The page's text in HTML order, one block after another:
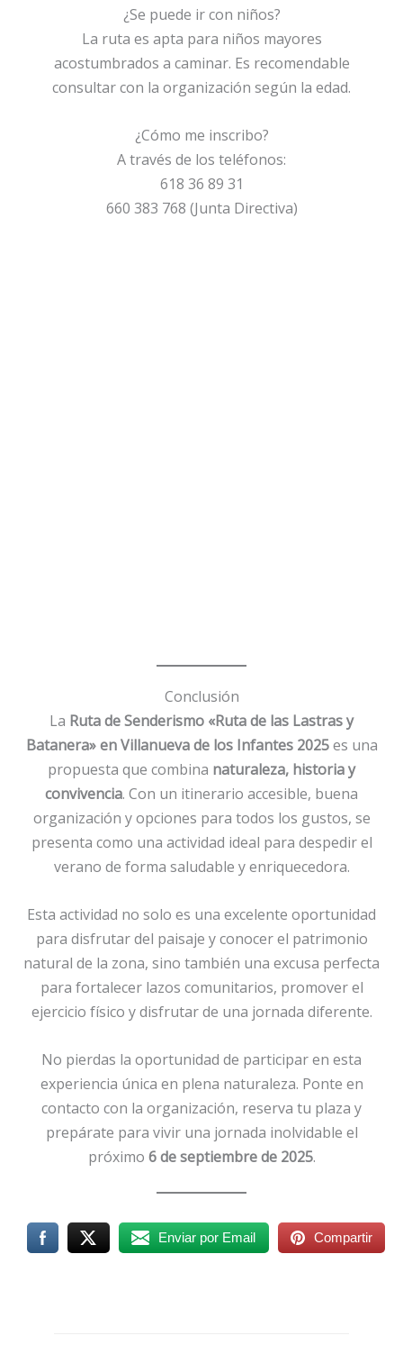
¿Se puede ir con niños?
La ruta es apta para niños mayores
acostumbrados a caminar. Es recomendable
consultar con la organización según la edad.
¿Cómo me inscribo?
A través de los teléfonos:
618 36 89 31
660 383 768 (Junta Directiva)
Conclusión
La Ruta de Senderismo «Ruta de las Lastras y
Batanera» en Villanueva de los Infantes 2025es una
propuesta que combina naturaleza, historia y
convivencia. Con un itinerario accesible, buena
organización y opciones para todos los gustos, se
presenta como una actividad ideal para despedir el
verano de forma saludable y enriquecedora.
Esta actividad no solo es una excelente oportunidad
para disfrutar del paisaje y conocer el patrimonio
natural de la zona, sino también una excusa perfecta
para fortalecer lazos comunitarios, promover el
ejercicio físico y disfrutar de una jornada diferente.
No pierdas la oportunidad de participar en esta
experiencia única en plena naturaleza. Ponte en
contacto con la organización, reserva tu plaza y
prepárate para vivir una jornada inolvidable el
próximo 6 de septiembre de 2025.
Enviar por Email Compartir